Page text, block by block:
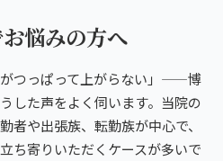
悩みの方へ
がつっぱって上がらない」——博
した声をよく伺います。当院の
者や出張族、転勤族が中心で、
ち寄りいただくケースが多いで